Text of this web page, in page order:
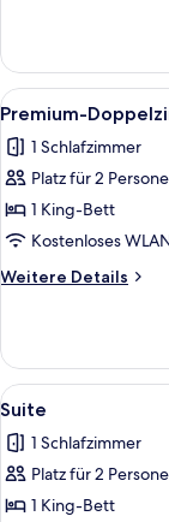
Superior
Alle
Fotos
für
Premium-
Doppelzimmer
anzeigen
4
Premium-
1 Schlafzimmer
Platz für 2
1 King-Bett
Kostenloses
Weitere Details
Weitere
Doppelzimmer
Alle
Fotos
für
Suite
anzeigen
3
Suite
1 Schlafzimmer
Platz für 2
1 King-Bett